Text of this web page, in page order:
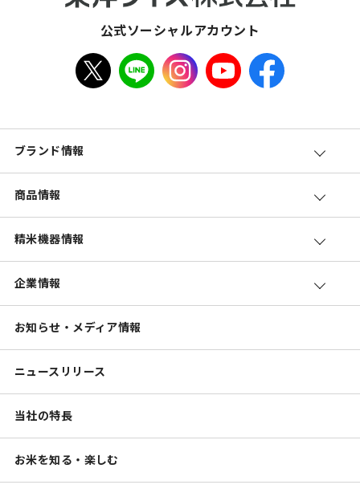
公式ソーシャルアカウント
ブランド情報
商品情報
精米機器情報
企業情報
お知らせ・メディア情報
ニュースリリース
当社の特長
お米を知る・楽しむ